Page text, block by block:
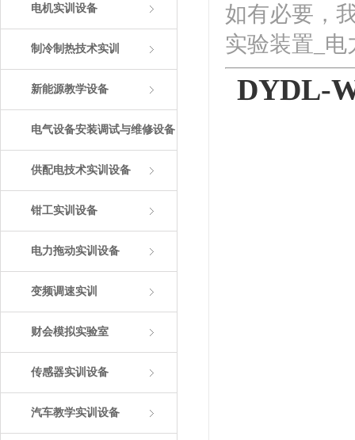
电机实训设备
制冷制热技术实训
新能源教学设备
电气设备安装调试与维修设备
供配电技术实训设备
钳工实训设备
电力拖动实训设备
变频调速实训
财会模拟实验室
传感器实训设备
汽车教学实训设备
如有必要，
实验装置_
DYDL-